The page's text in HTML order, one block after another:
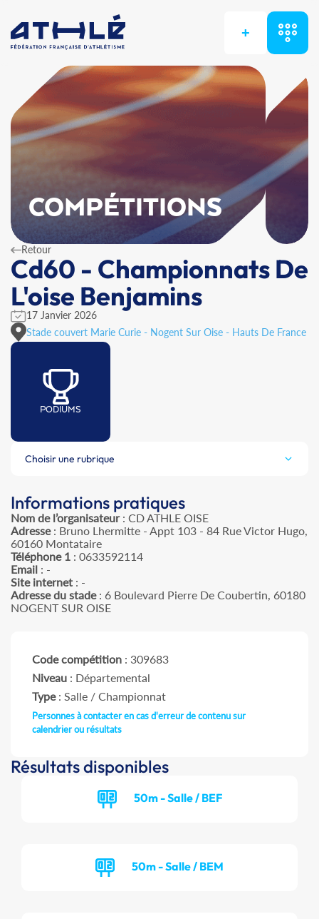
+
COMPÉTITIONS
Retour
Cd60 - Championnats De
L'oise Benjamins
17 Janvier 2026
Stade couvert Marie Curie - Nogent Sur Oise - Hauts De France
PODIUMS
Choisir une rubrique
Informations pratiques
Nom de l’organisateur: CD ATHLE OISE
Adresse: Bruno Lhermitte - Appt 103 - 84 Rue Victor Hugo,
60160 Montataire
Téléphone 1 : 0633592114
Email : -
Site internet : -
Adresse du stade: 6 Boulevard Pierre De Coubertin, 60180
NOGENT SUR OISE
Code compétition : 309683
Niveau : Départemental
Type: Salle / Championnat
Personnes à contacter en cas d'erreur de contenu sur
calendrier ou résultats
Résultats disponibles
50m - Salle / BEF
50m - Salle / BEM